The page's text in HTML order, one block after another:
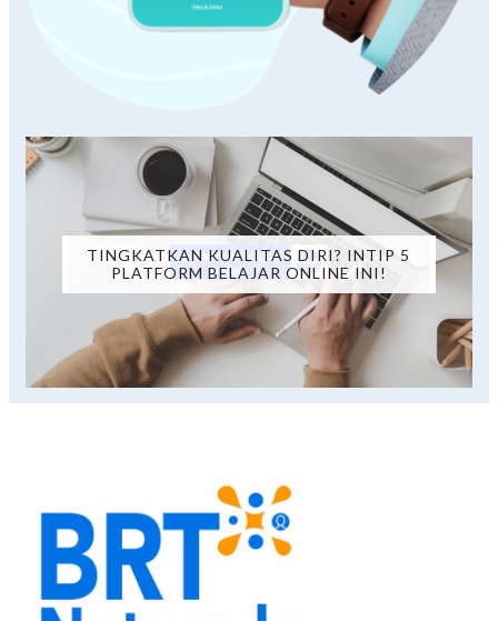
TINGKATKAN KUALITAS DIRI? INTIP 5
PLATFORM BELAJAR ONLINE INI!